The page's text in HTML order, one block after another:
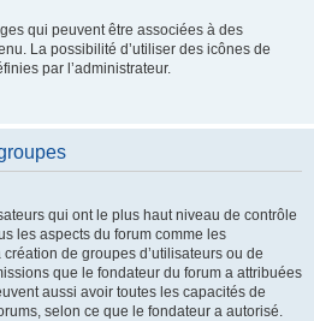
qui peuvent être associées à des
La possibilité d’utiliser des icônes de
par l’administrateur.
qui ont le plus haut niveau de contrôle
les aspects du forum comme les
de groupes d’utilisateurs ou de
que le fondateur du forum a attribuées
aussi avoir toutes les capacités de
selon ce que le fondateur a autorisé.